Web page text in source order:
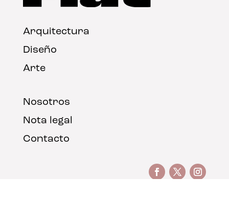
Arquitectura
Diseño
Arte
Nosotros
Nota legal
Contacto